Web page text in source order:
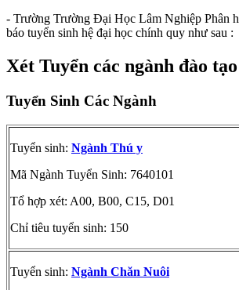
- Trường Trường Đại Học Lâm Nghiệp Phân
báo tuyển sinh hệ đại học chính quy như sau :
Xét Tuyển các ngành đào
Tuyển Sinh Các Ngành
Tuyển sinh: Ngành Thú y
Mã Ngành Tuyển Sinh: 7640101
Tổ hợp xét: A00, B00, C15, D01
Chỉ tiêu tuyển sinh: 150
Tuyển sinh: Ngành Chăn Nuôi